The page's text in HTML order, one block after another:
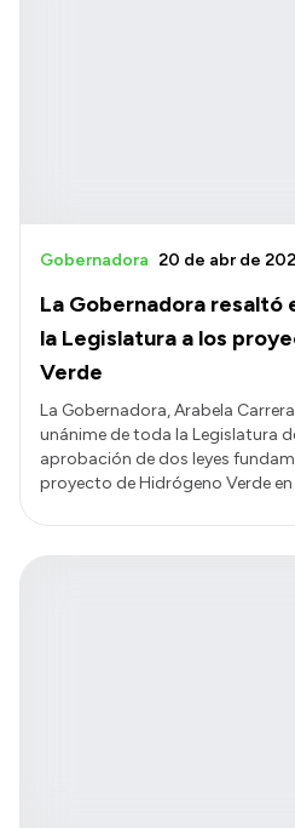
La Gobernadora resaltó
la Legislatura a los
Verde
Gobernadora 20 de abr de
La Gobernadora, Arabela
unánime de toda la Legislatura
aprobación de dos leyes
proyecto de Hidrógeno Verde